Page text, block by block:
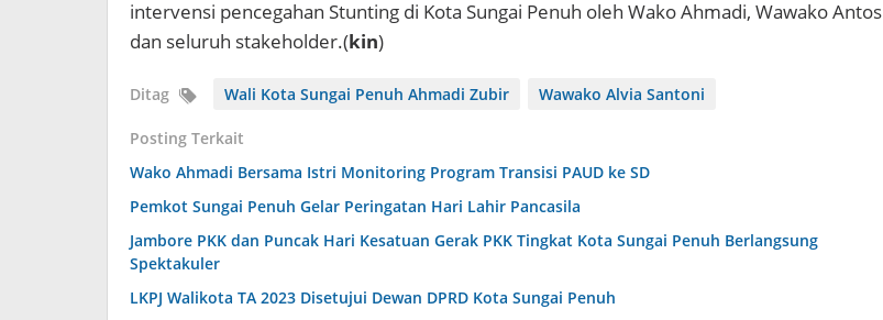
intervensi pencegahan Stunting di Kota Sungai Penuh oleh Wako Ahmadi, Wawako Antos
dan seluruh stakeholder.(kin)
Ditag Wali Kota Sungai Penuh Ahmadi Zubir Wawako Alvia Santoni
Posting Terkait
Wako Ahmadi Bersama Istri Monitoring Program Transisi PAUD ke SD
Pemkot Sungai Penuh Gelar Peringatan Hari Lahir Pancasila
Jambore PKK dan Puncak Hari Kesatuan Gerak PKK Tingkat Kota Sungai Penuh Berlangsung
Spektakuler
LKPJ Walikota TA 2023 Disetujui Dewan DPRD Kota Sungai Penuh